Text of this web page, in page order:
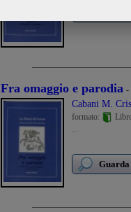
Fra omaggio e parodia -
Cabani M.
formato:
...